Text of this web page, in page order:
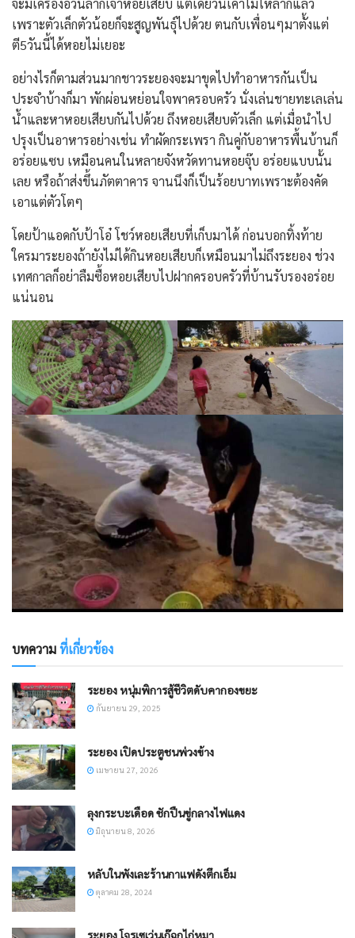
เพราะตัวเล็กตัวน้อยก็จะสูญพันธุ์ไปด้วย ตนกับเพื่อนๆมาตั้งแต่
ตี5วันนี้ได้หอยไม่เยอะ
อย่างไรก็ตามส่วนมากชาวระยองจะมาขุดไปทำอาหารกันเป็น
ประจำบ้างก็มา พักผ่อนหย่อนใจพาครอบครัว นั่งเล่นชายทะเลเล่น
น้ำและหาหอยเสียบกันไปด้วย ถึงหอยเสียบตัวเล็ก แต่เมื่อนำไป
ปรุงเป็นอาหารอย่างเช่น ทำผัดกระเพรา กินคู่กับอาหารพื้นบ้านก็
อร่อยแซบ เหมือนคนในหลายจังหวัดทานหอยจุ๊บ อร่อยแบบนั้น
เลย หรือถ้าส่งขึ้นภัตตาคาร จานนึงก็เป็นร้อยบาทเพราะต้องคัด
เอาแต่ตัวโตๆ
โดยป้าแอดกับป้าโอ๋ โชว์หอยเสียบที่เก็บมาได้ ก่อนบอกทิ้งท้าย
ใครมาระยองถ้ายังไม่ได้กินหอยเสียบก็เหมือนมาไม่ถึงระยอง ช่วง
เทศกาลก็อย่าลืมซื้อหอยเสียบไปฝากครอบครัวที่บ้านรับรองอร่อย
แน่นอน
บทความที่เกี่ยวข้อง
ระยอง หนุ่มพิการสู้ชีวิตดับคากองขยะ
กันยายน 29, 2025
ระยอง เปิดประตูชนพ่วงข้าง​
เมษายน 27, 2026
ลุงกระบะเดือด ชักปืนขู่กลางไฟแดง
มิถุนายน 8, 2026
หลับในพังเละร้านกาแฟดังตึกเอ็ม
ตุลาคม 28, 2024
ระยอง โจรเซเว่นเก๊ฉกไก่หมา